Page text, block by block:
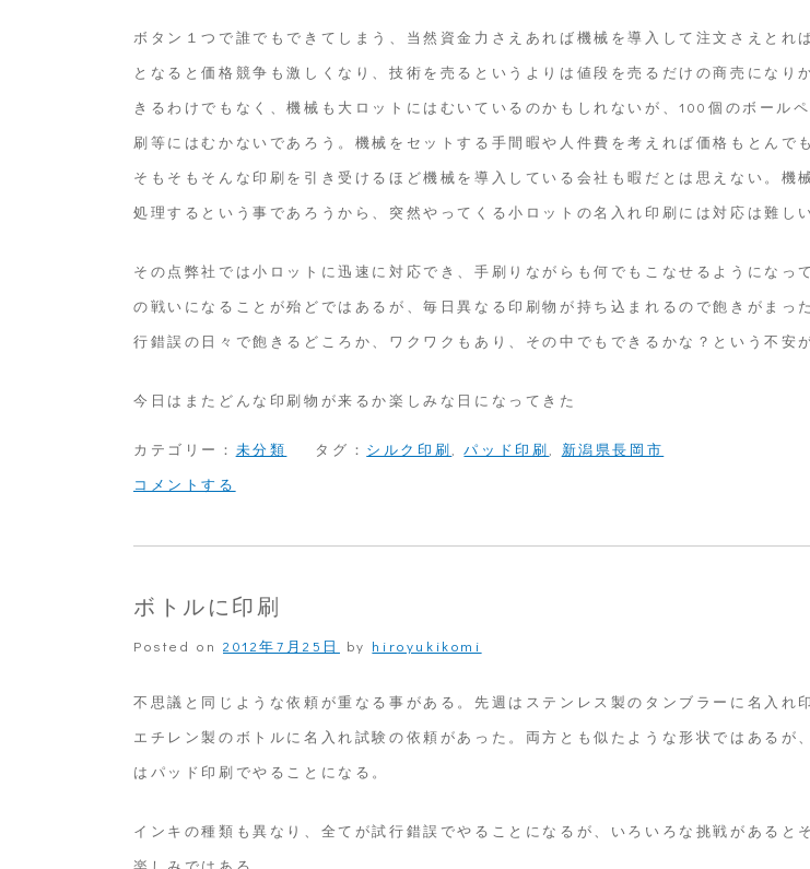
ボタン１つで誰でもできてしまう、当然資金力さえあれば機械を導入して注文さえとれ
となると価格競争も激しくなり、技術を売るというよりは値段を売るだけの商売になり
きるわけでもなく、機械も大ロットにはむいているのかもしれないが、100個のボール
刷等にはむかないであろう。機械をセットする手間暇や人件費を考えれば価格もとんで
そもそもそんな印刷を引き受けるほど機械を導入している会社も暇だとは思えない。機
処理するという事であろうから、突然やってくる小ロットの名入れ印刷には対応は難し
その点弊社では小ロットに迅速に対応でき、手刷りながらも何でもこなせるようになっ
の戦いになることが殆どではあるが、毎日異なる印刷物が持ち込まれるので飽きがまっ
行錯誤の日々で飽きるどころか、ワクワクもあり、その中でもできるかな？という不安
今日はまたどんな印刷物が来るか楽しみな日になってきた
カテゴリー： 未分類 タグ： シルク印刷 ,パッド印刷
新潟県長岡市
コメントする
ル
印
刷
と
パ
印
ボトルに印刷
Posted on 2012年7月25日 by hiroyukikomi
不思議と同じような依頼が重なる事がある。先週はステンレス製のタンブラーに名入れ
エチレン製のボトルに名入れ試験の依頼があった。両方とも似たような形状ではあるが
はパッド印刷でやることになる。
インキの種類も異なり、全てが試行錯誤でやることになるが、いろいろな挑戦があると